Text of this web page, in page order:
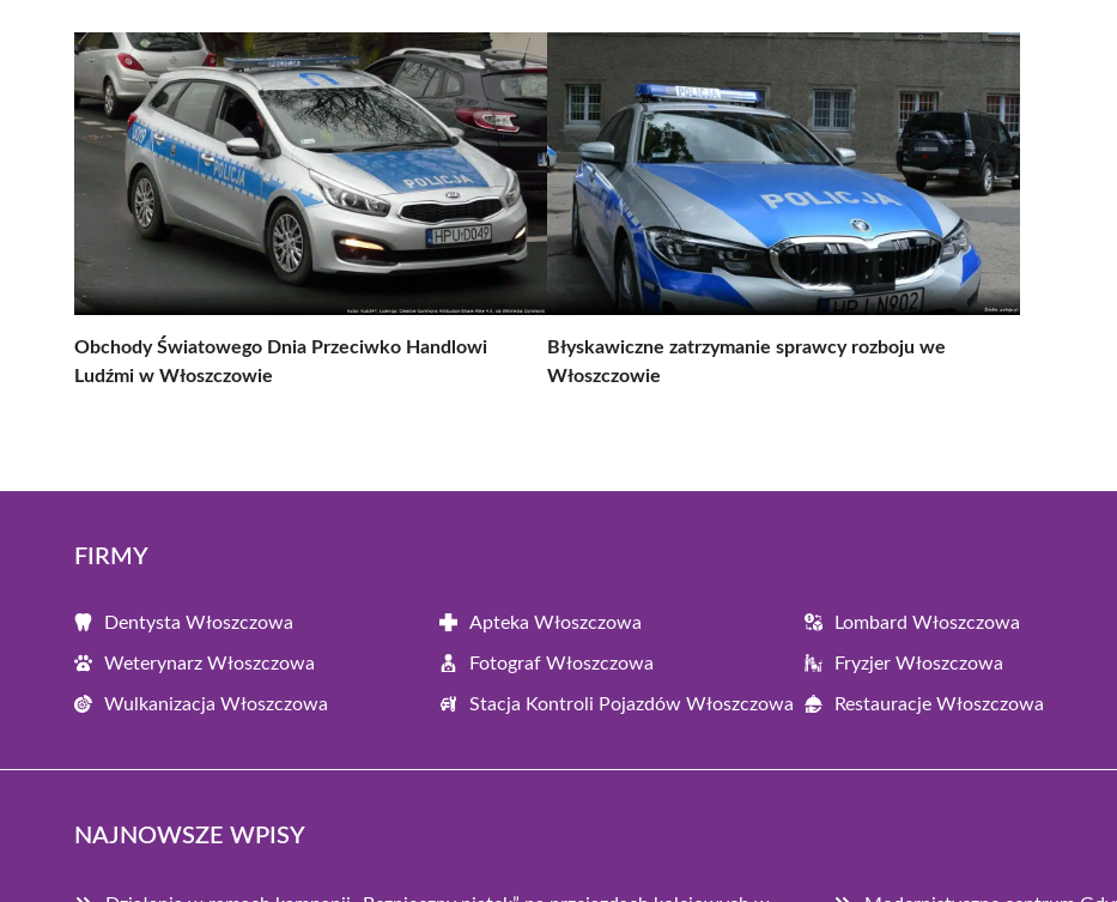
Obchody Światowego Dnia Przeciwko Handlowi
Ludźmi w Włoszczowie
Błyskawiczne zatrzymanie sprawcy rozboju we
Włoszczowie
FIRMY
Dentysta Włoszczowa Apteka Włoszczowa Lombard Włoszczowa
Weterynarz Włoszczowa Fotograf Włoszczowa Fryzjer Włoszczowa
Wulkanizacja Włoszczowa Stacja Kontroli Pojazdów Włoszczowa Restauracje Włoszczowa
NAJNOWSZE WPISY